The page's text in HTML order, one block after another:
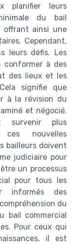
planifier leurs
du bail
offrant ainsi une
Cependant,
leurs défis. Les
conformer à des
des lieux et les
signifie que
à la révision du
et négocié.
survenir plus
nouvelles
bailleurs doivent
judiciaire pour
un processus
pour tous les
informés des
du
bail commercial
Pour ceux qui
il est